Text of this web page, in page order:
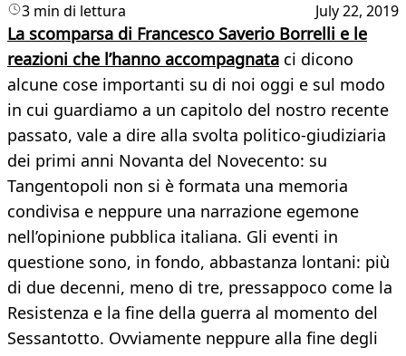
3 min di lettura July 22, 2019
La scomparsa di Francesco Saverio Borrelli e le
reazioni che l’hanno accompagnata ci dicono
alcune cose importanti su di noi oggi e sul modo
in cui guardiamo a un capitolo del nostro recente
passato, vale a dire alla svolta politico-giudiziaria
dei primi anni Novanta del Novecento: su
Tangentopoli non si è formata una memoria
condivisa e neppure una narrazione egemone
nell’opinione pubblica italiana. Gli eventi in
questione sono, in fondo, abbastanza lontani: più
di due decenni, meno di tre, pressappoco come la
Resistenza e la fine della guerra al momento del
Sessantotto. Ovviamente neppure alla fine degli